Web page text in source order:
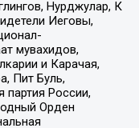
Нурджулар, К
Иеговы,
мувахидов,
и Карачая,
Пит Буль,
партия России,
Орден